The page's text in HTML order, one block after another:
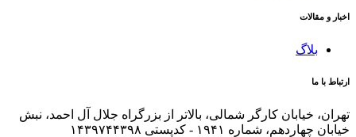
اخبار و مقالات
بلاگ
ارتباط با ما
تهران، خیابان کارگر شمالی، بالاتر از بزرگراه جلال آل احمد، نبش
خیابان چهاردهم، شماره ۱۹۴۱ - کدپستی ۱۴۳۹۷۴۴۳۹۸